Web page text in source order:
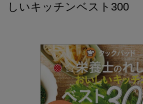
しいキッチンベスト300